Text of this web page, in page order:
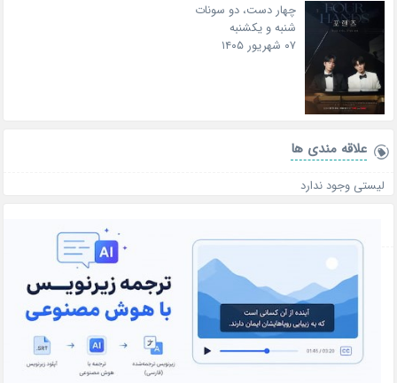
چهار دست، دو سونات
شنبه و یکشنبه
۰۷ شهریور ۱۴۰۵
علاقه‌ مندی ها
لیستی وجود ندارد